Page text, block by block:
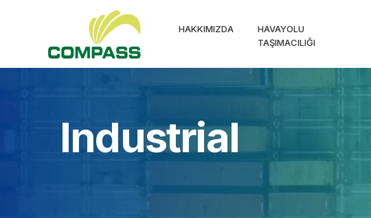
HAKKIMIZDA
HAVAYOLU
TAŞIMACILIĞI
Industrial